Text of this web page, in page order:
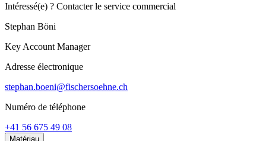
Intéressé(e) ? Contacter le service commercial
Stephan Böni
Key Account Manager
Adresse électronique
stephan.boeni@fischersoehne.ch
Numéro de téléphone
+41 56 675 49 08
Matériau